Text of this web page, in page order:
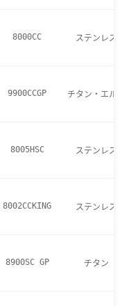
8000CC ステンレス
9900CCGP チタン・エル
8005HSC ステンレス
8002CCKING ステンレス
8900SC GP チタン